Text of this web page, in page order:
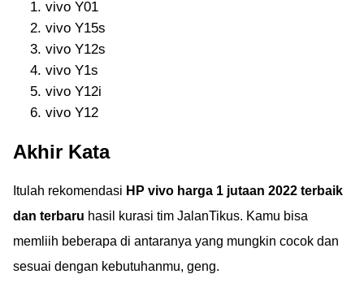
vivo Y01
vivo Y15s
vivo Y12s
vivo Y1s
vivo Y12i
vivo Y12
Akhir Kata
Itulah rekomendasi HP vivo harga 1 jutaan 2022 terbaik
dan terbaru hasil kurasi tim JalanTikus. Kamu bisa
memliih beberapa di antaranya yang mungkin cocok dan
sesuai dengan kebutuhanmu, geng.